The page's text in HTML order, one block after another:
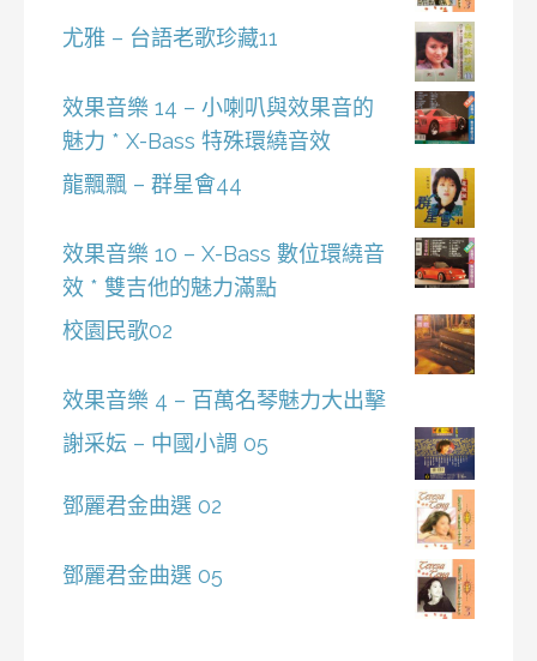
尤雅 – 台語老歌珍藏11
效果音樂 14 – 小喇叭與效果音的
魅力 * X-Bass 特殊環繞音效
龍飄飄 – 群星會44
效果音樂 10 – X-Bass 數位環繞音
效 * 雙吉他的魅力滿點
校園民歌02
效果音樂 4 – 百萬名琴魅力大出擊
謝采妘 – 中國小調 05
鄧麗君金曲選 02
鄧麗君金曲選 05